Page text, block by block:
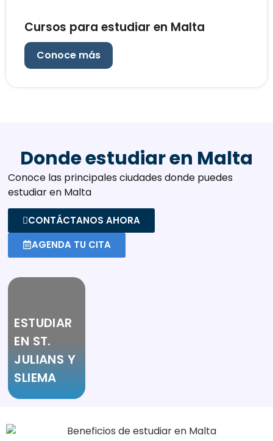
Cursos para estudiar en Malta
Conoce más
Donde estudiar en Malta
Conoce las principales ciudades donde puedes
estudiar en Malta
CONTÁCTANOS AHORA
AGENDA TU CITA
ESTUDIAR
EN ST.
JULIANS Y
SLIEMA